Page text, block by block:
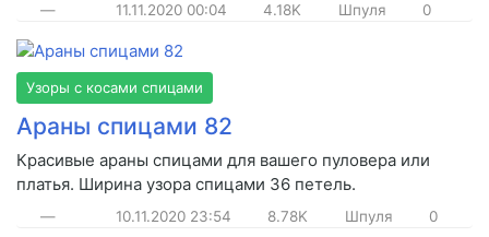
— 11.11.2020 00:04 4.18K Шпуля 0
Узоры с косами спицами
Араны спицами 82
Красивые араны спицами для вашего пуловера или
платья. Ширина узора спицами 36 петель.
— 10.11.2020 23:54 8.78K Шпуля 0